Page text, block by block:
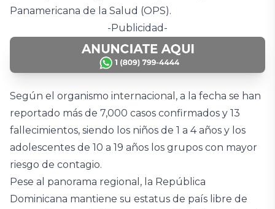
Panamericana de la Salud (OPS).
-Publicidad-
Según el organismo internacional, a la fecha se han
reportado más de 7,000 casos confirmados y 13
fallecimientos, siendo los niños de 1 a 4 años y los
adolescentes de 10 a 19 años los grupos con mayor
riesgo de contagio.
Pese al panorama regional, la República
Dominicana mantiene su estatus de país libre de